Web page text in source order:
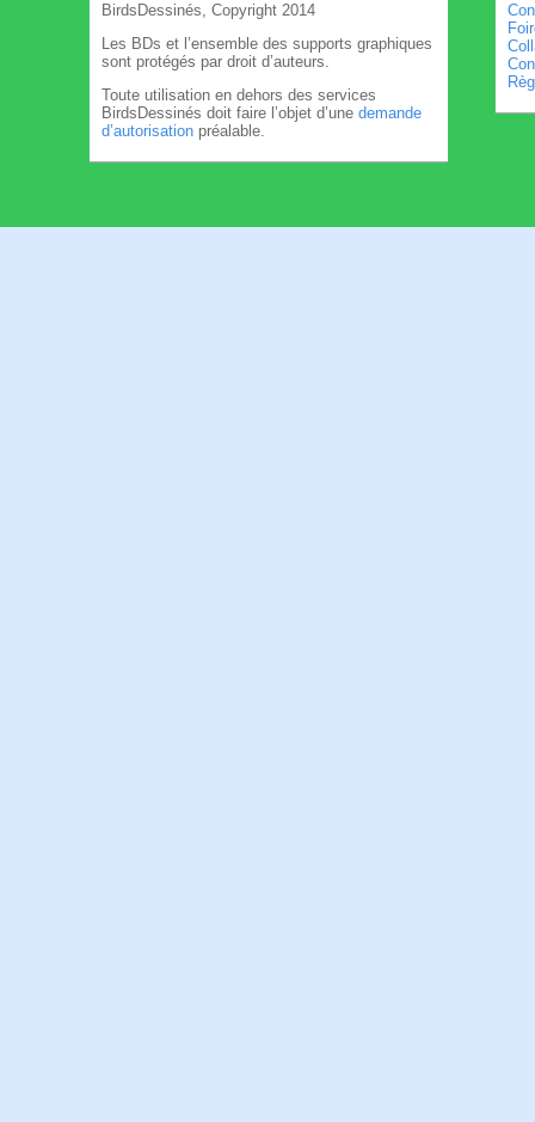
BirdsDessinés, Copyright 2014
Les BDs et l’ensemble des supports graphiques
sont protégés par droit d’auteurs.
Toute utilisation en dehors des services
BirdsDessinés doit faire l’objet d’une demande
d’autorisation préalable.